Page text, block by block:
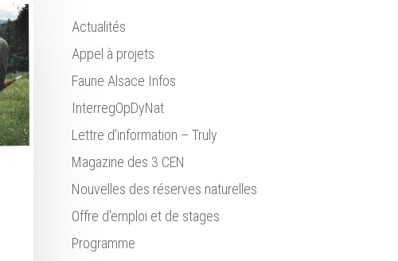
Actualités
Appel à projets
Faune Alsace Infos
InterregOpDyNat
Lettre d'information – Truly
Magazine des 3 CEN
Nouvelles des réserves naturelles
Offre d'emploi et de stages
Programme